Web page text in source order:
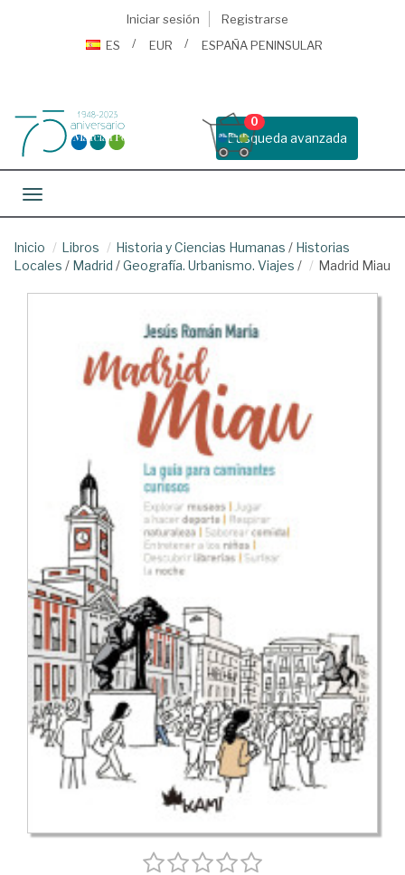
Iniciar sesión
Registrarse
ES
EUR ESPAÑA PENINSULAR
Busqueda avanzada
0
Toggle navigation
Inicio Libros Historia y Ciencias Humanas / Historias
Locales / Madrid /Geografía. Urbanismo. Viajes / Madrid Miau